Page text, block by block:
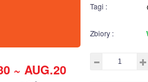
~ AUG.20
Tagi :
Zbiory :